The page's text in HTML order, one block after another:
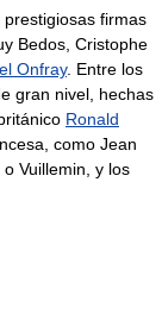
firmas
Bedos, Cristophe
Onfray. Entre los
gran nivel, hechas
Ronald
como Jean
o Vuillemin, y los